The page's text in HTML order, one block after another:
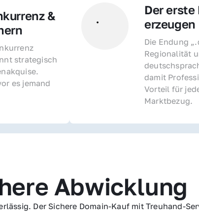
&
strategisch
es jemand
Der
erzeugen
Die Endung
Regionalität
damit
Vorteil für
Marktbezug.
Abwicklung
Der Sichere Domain-Kauf mit Treuhand-